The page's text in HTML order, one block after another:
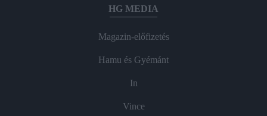
HG MEDIA
Magazin-előfizetés
Hamu és Gyémánt
In
Vince